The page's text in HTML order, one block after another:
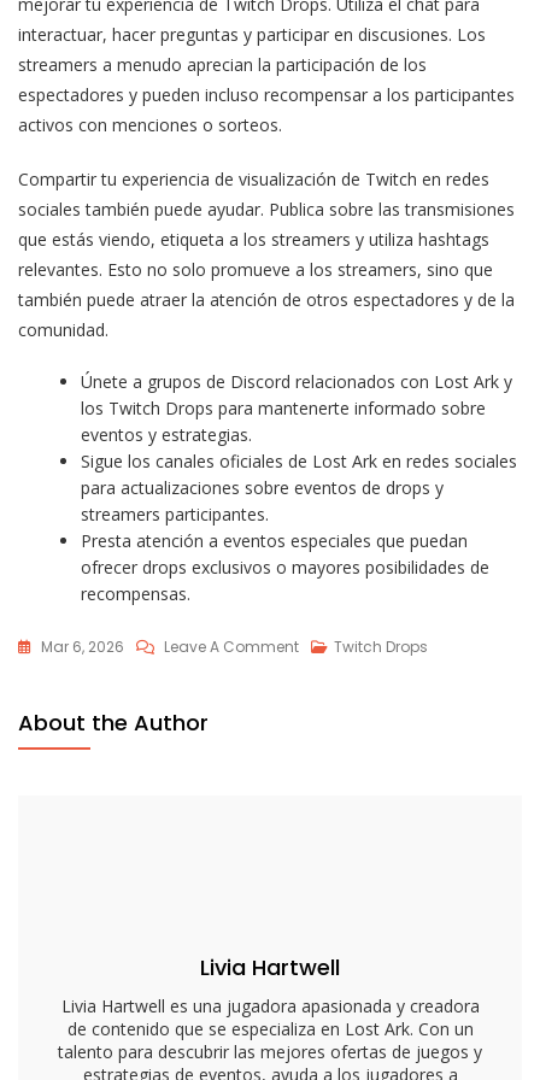
interactuar, hacer preguntas y participar en discusiones. Los
streamers a menudo aprecian la participación de los
espectadores y pueden incluso recompensar a los participantes
activos con menciones o sorteos.
Compartir tu experiencia de visualización de Twitch en redes
sociales también puede ayudar. Publica sobre las transmisiones
que estás viendo, etiqueta a los streamers y utiliza hashtags
relevantes. Esto no solo promueve a los streamers, sino que
también puede atraer la atención de otros espectadores y de la
comunidad.
Únete a grupos de Discord relacionados con Lost Ark y
los Twitch Drops para mantenerte informado sobre
eventos y estrategias.
Sigue los canales oficiales de Lost Ark en redes sociales
para actualizaciones sobre eventos de drops y
streamers participantes.
Presta atención a eventos especiales que puedan
ofrecer drops exclusivos o mayores posibilidades de
recompensas.
Mar 6, 2026 Leave A CommentOn
Twitch Drops
About the Author
Livia Hartwell
Livia Hartwell es una jugadora apasionada y creadora
de contenido que se especializa en Lost Ark. Con un
talento para descubrir las mejores ofertas de juegos y
estrategias de eventos, ayuda a los jugadores a